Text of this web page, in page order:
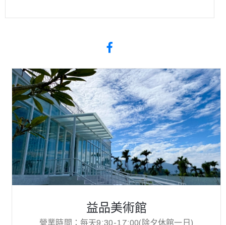
益品美術館
營業時間：每天9:30-17:00(除夕休館一日)